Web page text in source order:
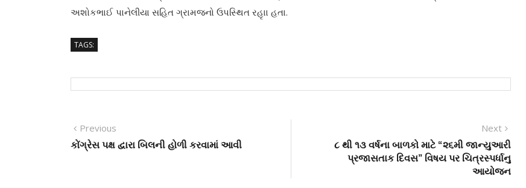
અશોકભાઈ પાનેલીયા સહિત ગ્રામજનો ઉપસ્‍થિત રહૃાા હતા.
TAGS:
Post
navigation
Previous
post:
કોંગ્રેસ પક્ષ દ્વારા બિલની હોળી કરવામાં આવી
Next
post:
૮ થી ૧૩ વર્ષના બાળકો માટે “૨૬મી જાન્યુઆરી
પ્રજાસતાક દિવસ” વિષય પર ચિત્રસ્પર્ધાનુ
આયોજન